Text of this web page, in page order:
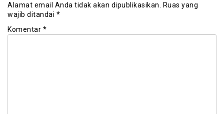
Alamat email Anda tidak akan dipublikasikan. Ruas yang
wajib ditandai *
Komentar *